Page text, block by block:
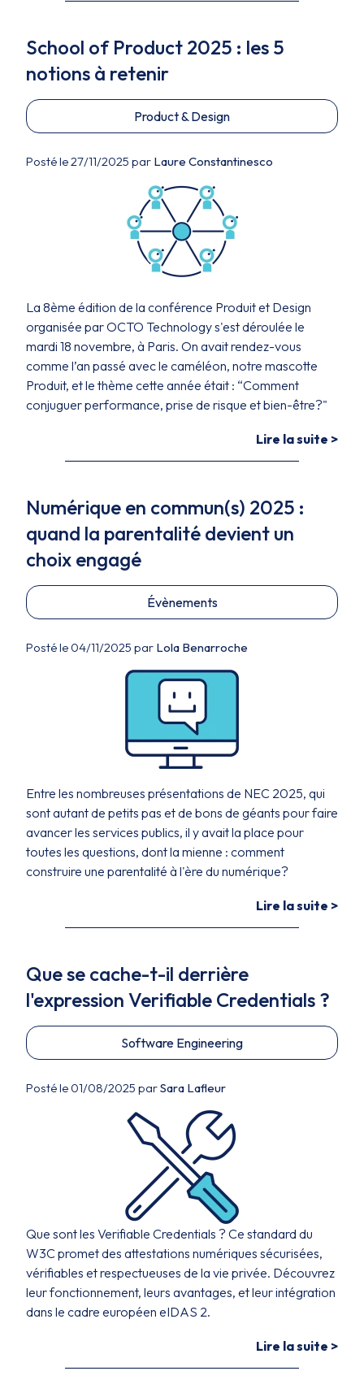
School of Product 2025 : les 5
notions à retenir
Product & Design
Posté le 27/11/2025 par Laure Constantinesco
La 8ème édition de la conférence Produit et Design
organisée par OCTO Technology s'est déroulée le
mardi 18 novembre, à Paris. On avait rendez-vous
comme l’an passé avec le caméléon, notre mascotte
Produit, et le thème cette année était : “Comment
conjuguer performance, prise de risque et bien-être?"
Lire la suite >
Numérique en commun(s) 2025 :
quand la parentalité devient un
choix engagé
Évènements
Posté le 04/11/2025 par Lola Benarroche
Entre les nombreuses présentations de NEC 2025, qui
sont autant de petits pas et de bons de géants pour faire
avancer les services publics, il y avait la place pour
toutes les questions, dont la mienne : comment
construire une parentalité à l'ère du numérique?
Lire la suite >
Que se cache-t-il derrière
l'expression Verifiable Credentials ?
Software Engineering
Posté le 01/08/2025 parSara Lafleur
Que sont les Verifiable Credentials ? Ce standard du
W3C promet des attestations numériques sécurisées,
vérifiables et respectueuses de la vie privée. Découvrez
leur fonctionnement, leurs avantages, et leur intégration
dans le cadre européen eIDAS 2.
Lire la suite >